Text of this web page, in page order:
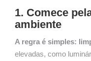
1. Comece
ambiente
A regra é simples:
elevadas, como